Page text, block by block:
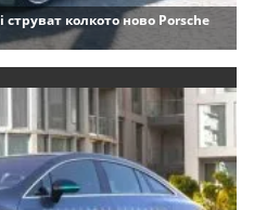
колкото ново Porsche